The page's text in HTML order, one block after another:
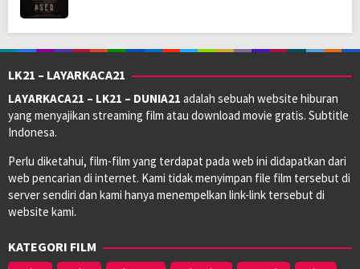
LK21 – LAYARKACA21
LAYARKACA21 – LK21 – DUNIA21 adalah sebuah website hiburan
yang menyajikan streaming film atau download movie gratis. Subtitle
Indonesa.
Perlu diketahui, film-film yang terdapat pada web ini didapatkan dari
web pencarian di internet. Kami tidak menyimpan file film tersebut di
server sendiri dan kami hanya menempelkan link-link tersebut di
website kami.
KATEGORI FILM